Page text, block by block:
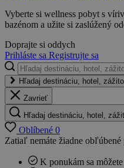
Vyberte si wellness pobyt s
bazénom a užite si zaslúžený
Doprajte si oddych
Prihláste sa Registrujte sa
Hľadaj destináciu, hotel,
Zavrieť
Hľadaj destináciu, hotel,
Oblíbené 0
Zatiaľ nemáte žiadne obľúbené
K ponukám sa